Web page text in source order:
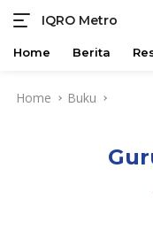
IQRO Metro
Lets
Bright
Home Berita
Home Buku